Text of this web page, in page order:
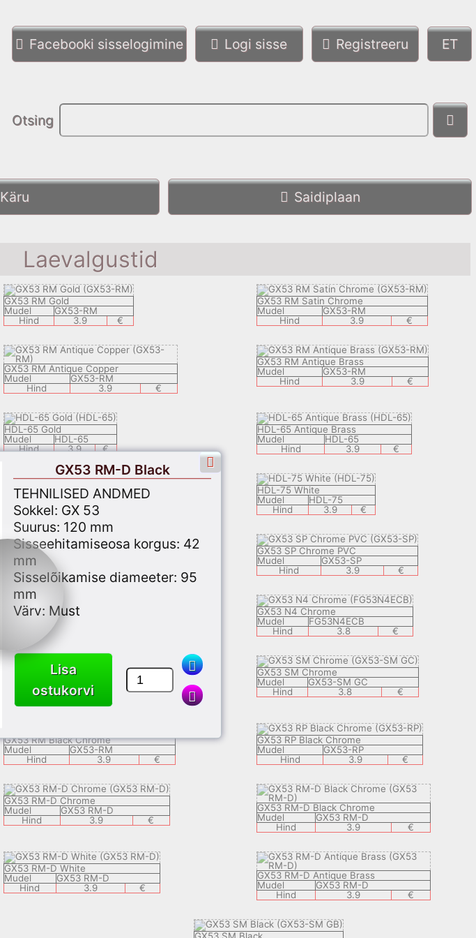
Facebooki sisselogimine Logi sisse Registreeru
Otsing
Käru Saidiplaan
Laevаlgustid
GX53 RM Gold
Mudel
GX53-RM
Hind
3.9 €
GX53 RM Satin Chrome
Mudel
GX53-RM
Hind
3.9 €
GX53 RM Antique Copper
Mudel
GX53-RM
Hind
3.9 €
GX53 RM Antique Brass
Mudel
GX53-RM
Hind
3.9 €
HDL-65 Gold
Mudel
HDL-65
Hind
3.9 €
HDL-65 Antique Brass
Mudel
HDL-65
Hind
3.9 €
HDL-75 Satin Chrome
Mudel
HDL-75
Hind
3.9
HDL-75 White
Mudel
HDL-75
Hind
3.9 €
HDL-75 Antique Brass
Mudel
Hind
GX53 SP Chrome PVC
Mudel
GX53-SP
Hind
3.9 €
GX53 N4 White
FG53N4ECB
GX53 N4 Chrome
Mudel
FG53N4ECB
Hind
3.8 €
GX53 SM White
Hind
3.8 €
GX53 SM Chrome
Mudel
GX53-SM GC
Hind
3.8 €
GX53 RM Black Chrome
Mudel
GX53-RM
Hind
3.9 €
GX53 RP Black Chrome
Mudel
GX53-RP
Hind
3.9 €
GX53 RM-D Chrome
Mudel
GX53 RM-D
Hind
3.9 €
GX53 RM-D Black Chrome
Mudel
GX53 RM-D
Hind
3.9 €
GX53 RM-D White
Mudel
GX53 RM-D
Hind
3.9 €
GX53 RM-D Antique Brass
Mudel
GX53 RM-D
Hind
3.9 €
GX53 RM-D Black
TEHNILISED ANDMED
Sokkel: GX 53
Suurus: 120 mm
Sisseehitamiseosa korgus: 42
mm
Sisselõikamise diameeter: 95
mm
Värv: Must
Lisa
ostukorvi